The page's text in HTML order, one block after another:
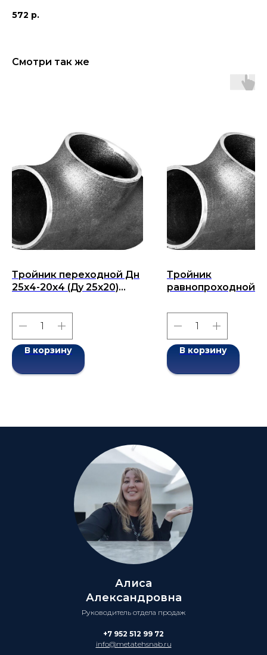
572 р.
Смотри так же
Тройник переходной Дн
25х4-20х4 (Ду 25х20)
2001
В корзину
Тройник
равнопроходной
бесшовный ГОСТ
2001
В корзину
Алиса
Александровна
Руководитель отдела продаж
+7 952 512 99 72
info@metatehsnab.ru